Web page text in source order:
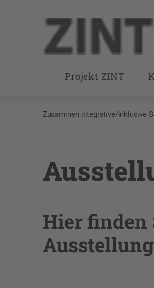
Projekt ZINT
Zusammen integrative/inklusive
Hier finden